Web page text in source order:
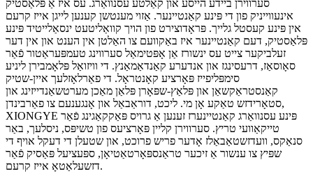
סערווירן ביידע הייסע און קאַלטע עסנוואַרג. עס איז אַ פּלאַסטיק
אינעווייניק פון די פּינע קאַנטיינער. אַזוי מענטשן קענען לייגן אייז קרעם
אין פּינע קעסטל גלייך. פּראָדוצירט פון הויך קוואַליטעט ינסאַלייטיד פּינע
פּלאַסטיק, דעם קאַנטיינער איז באַקוועם צו האַלטן אין הענט און אין דער
זעלביקער צייט עס ינשורז אַן אָפּטימאַל סערווינג טעמפּעראַטור פֿאַר
סאָוסאַז, דרעסינגז און אנדערע קאַנדאַמאַנץ. די וויזואַל פּלאָמבירן ליניע
סימפּליפייז פּאָרציע קאָנטראָל. די פאַרלאָזלעך איין-שטיק
קאַנסטראַקשאַן און פּלאַץ-שפּאָרן פּלאַן מאַכן מערטשאַנדייזינג און
סטאָרידזש טאַקע אָן מי. ליכט, דוראַבאַל און אָנגענעם צו פאַרבינדן,
XIONGYE פּינע עסנוואַרג קאַנטיינערז זענען אַ גרויס פּאַקקאַגינג פֿאַר
טייקאַוועי טריץ. סערווירן קליין פּאָרציעס פון טשיפּס, ניסלעך, באַר
סנאַקס, וועדזשטאַבאַלז אָדער פריש פרוכט, און שטעלן די דעקל אויף די
שפּיץ צו ענשור אַ זיכער טראַנספּאָרטאַטיאָן, ספּעציעל פּאַסיק פֿאַר
דזשעלאַטאָ אייז קרעם.